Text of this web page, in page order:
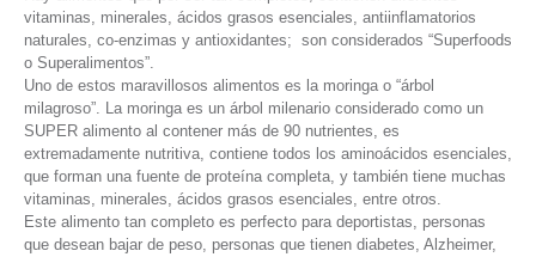
vitaminas, minerales, ácidos grasos esenciales, antiinflamatorios
naturales, co-enzimas y antioxidantes; son considerados “Superfoods
o Superalimentos”.
Uno de estos maravillosos alimentos es la moringa o “árbol
milagroso”. La moringa es un árbol milenario considerado como un
SUPER alimento al contener más de 90 nutrientes, es
extremadamente nutritiva, contiene todos los aminoácidos esenciales,
que forman una fuente de proteína completa, y también tiene muchas
vitaminas, minerales, ácidos grasos esenciales, entre otros.
Este alimento tan completo es perfecto para deportistas, personas
que desean bajar de peso, personas que tienen diabetes, Alzheimer,